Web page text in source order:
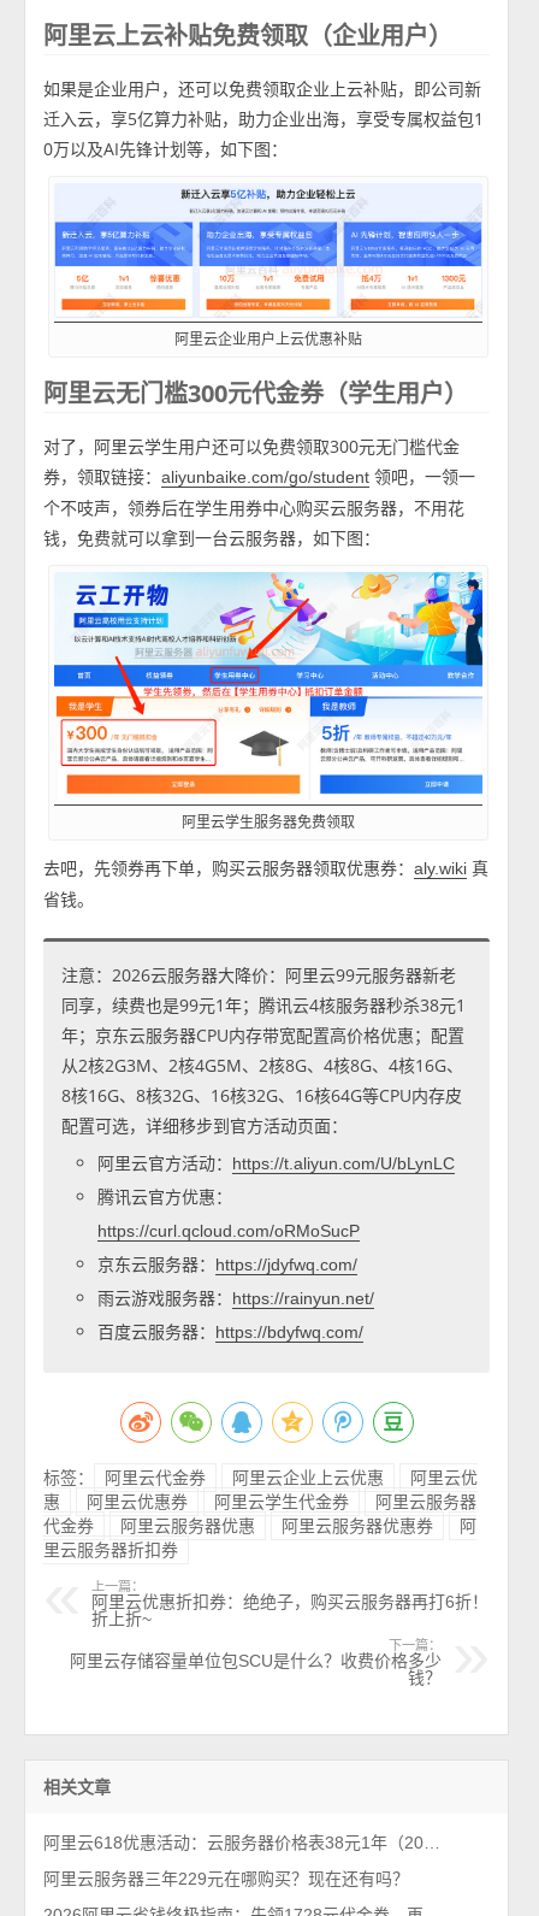
阿里云上云补贴免费领取（企业用户）
如果是企业用户，还可以免费领取企业上云补贴，即公司新
迁入云，享5亿算力补贴，助力企业出海，享受专属权益包1
0万以及AI先锋计划等，如下图：
阿里云企业用户上云优惠补贴
阿里云无门槛300元代金券（学生用户）
对了，阿里云学生用户还可以免费领取300元无门槛代金
券，领取链接：aliyunbaike.com/go/student 领吧，一领一
个不吱声，领券后在学生用券中心购买云服务器，不用花
钱，免费就可以拿到一台云服务器，如下图：
阿里云学生服务器免费领取
去吧，先领券再下单，购买云服务器领取优惠券：aly.wiki 真
省钱。
注意：2026云服务器大降价：阿里云99元服务器新老
同享，续费也是99元1年；腾讯云4核服务器秒杀38元1
年；京东云服务器CPU内存带宽配置高价格优惠；配置
从2核2G3M、2核4G5M、2核8G、4核8G、4核16G、
8核16G、8核32G、16核32G、16核64G等CPU内存皮
配置可选，详细移步到官方活动页面：
阿里云官方活动：
https://t.aliyun.com/U/bLynLC
腾讯云官方优惠：
https://curl.qcloud.com/oRMoSucP
京东云服务器： https://jdyfwq.com/
雨云游戏服务器： https://rainyun.net/
百度云服务器： https://bdyfwq.com/
标签： 阿里云代金券 阿里云企业上云优惠
阿里云优
惠
阿里云优惠券 阿里云学生代金券
阿里云服务器
代金券
阿里云服务器优惠 阿里云服务器优惠券
阿
里云服务器折扣券
上一篇：
阿里云优惠折扣券：绝绝子，购买云服务器再打6折！
折上折~
下一篇：
阿里云存储容量单位包SCU是什么？收费价格多少
钱？
相关文章
阿里云服务器三年229元在哪购买？现在还有吗？